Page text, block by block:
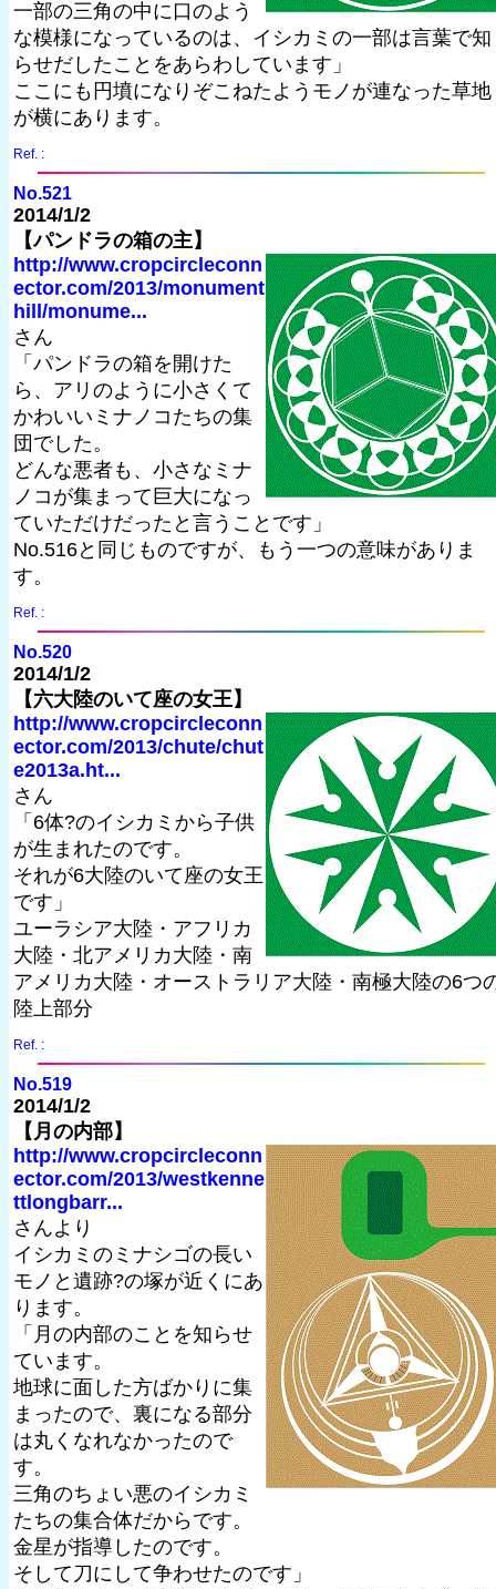
一部の三角の中に口のよう
な模様になっているのは、イシカミの一部は言葉で知
らせだしたことをあらわしています」
ここにも円墳になりぞこねたようモノが連なった草地
が横にあります。
Ref. :
No.521
2014/1/2
【パンドラの箱の主】
http://www.cropcircleconn
ector.com/2013/monument
hill/monume...
さん
「パンドラの箱を開けた
ら、アリのように小さくて
かわいいミナノコたちの集
団でした。
どんな悪者も、小さなミナ
ノコが集まって巨大になっ
ていただけだったと言うことです」
No.516と同じものですが、もう一つの意味がありま
す。
Ref. :
No.520
2014/1/2
【六大陸のいて座の女王】
http://www.cropcircleconn
ector.com/2013/chute/chut
e2013a.ht...
さん
「6体?のイシカミから子供
が生まれたのです。
それが6大陸のいて座の女王
です」
ユーラシア大陸・アフリカ
大陸・北アメリカ大陸・南
アメリカ大陸・オーストラリア大陸・南極大陸の6つ
陸上部分
Ref. :
No.519
2014/1/2
【月の内部】
http://www.cropcircleconn
ector.com/2013/westkenne
ttlongbarr...
さんより
イシカミのミナシゴの長い
モノと遺跡?の塚が近くにあ
ります。
「月の内部のことを知らせ
ています。
地球に面した方ばかりに集
まったので、裏になる部分
は丸くなれなかったので
す。
三角のちょい悪のイシカミ
たちの集合体だからです。
金星が指導したのです。
そして刀にして争わせたのです」